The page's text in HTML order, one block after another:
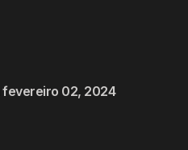
fevereiro 02, 2024